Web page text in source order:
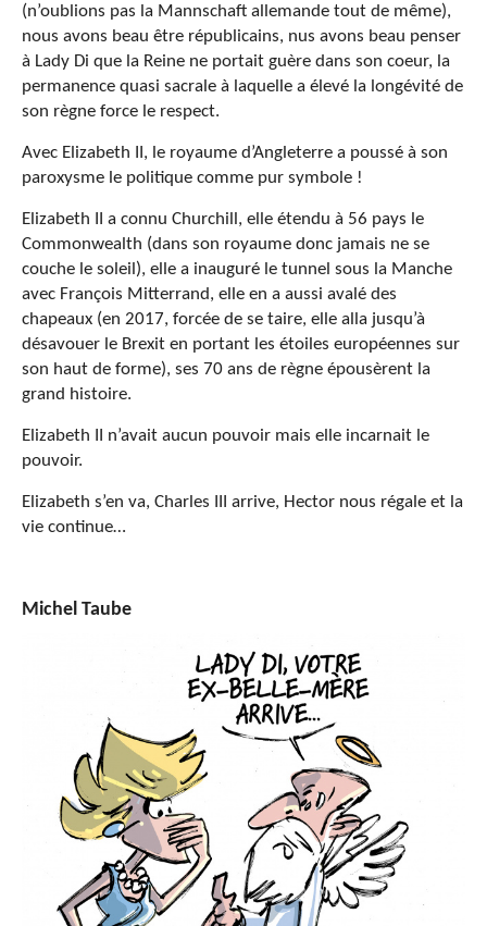
(n’oublions pas la Mannschaft allemande tout de même),
nous avons beau être républicains, nus avons beau penser
à Lady Di que la Reine ne portait guère dans son coeur, la
permanence quasi sacrale à laquelle a élevé la longévité de
son règne force le respect.
Avec Elizabeth II, le royaume d’Angleterre a poussé à son
paroxysme le politique comme pur symbole !
Elizabeth II a connu Churchill, elle étendu à 56 pays le
Commonwealth (dans son royaume donc jamais ne se
couche le soleil), elle a inauguré le tunnel sous la Manche
avec François Mitterrand, elle en a aussi avalé des
chapeaux (en 2017, forcée de se taire, elle alla jusqu’à
désavouer le Brexit en portant les étoiles européennes sur
son haut de forme), ses 70 ans de règne épousèrent la
grand histoire.
Elizabeth II n’avait aucun pouvoir mais elle incarnait le
pouvoir.
Elizabeth s’en va, Charles III arrive, Hector nous régale et la
vie continue…
Michel Taube